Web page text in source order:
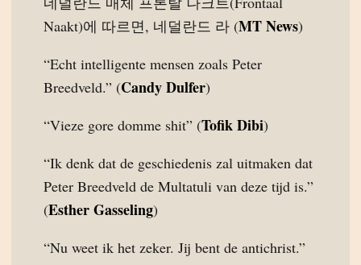
Naakt)에 따르면, 네덜란드 라 (MT News)
“Echt intelligente mensen zoals Peter
Breedveld.” (Candy Dulfer)
“Vieze gore domme shit” (Tofik Dibi)
“Ik denk dat de geschiedenis zal uitmaken dat
Peter Breedveld de Multatuli van deze tijd is.”
(Esther Gasseling)
“Nu weet ik het zeker. Jij bent de antichrist.”